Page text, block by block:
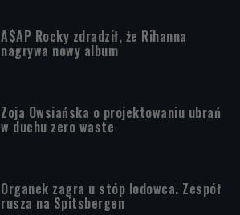
A$AP Rocky zdradził, że Rihanna
nagrywa nowy album
Zoja Owsiańska o projektowaniu ubrań
w duchu zero waste
Organek zagra u stóp lodowca. Zespół
rusza na Spitsbergen